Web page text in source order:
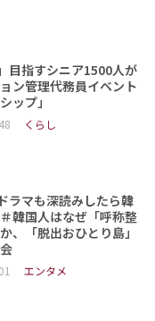
目指すシニア1500人が
ン管理代務員イベント
ップ」
くらし
ラマも深読みしたら韓
韓国人はなぜ「呼称整
、「脱出おひとり島」
エンタメ